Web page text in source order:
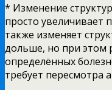
* Изменение
просто увеличивает
также изменяет
дольше, но при этом
определённых
требует пересмотра